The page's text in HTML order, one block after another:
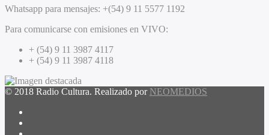
Whatsapp para mensajes: +(54) 9 11 5577 1192
Para comunicarse con emisiones en VIVO:
+ (54) 9 11 3987 4117
+ (54) 9 11 3987 4118
© 2018 Radio Cultura. Realizado por NEOMEDIOS